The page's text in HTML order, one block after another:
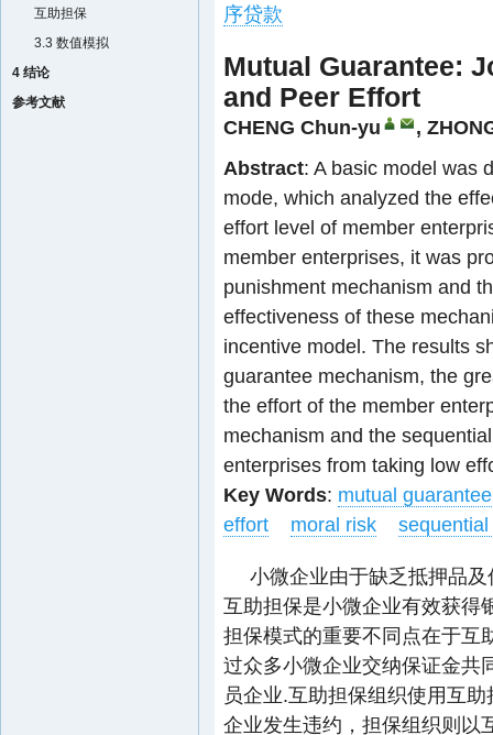
互助担保
3.3 数值模拟
4 结论
参考文献
序贷款
Mutual Guarantee:
and Peer Effort
CHENG Chun-yu ,
Abstract: A basic model was
mode, which analyzed the
effort level of member
member enterprises, it was
punishment mechanism and
effectiveness of these
incentive model. The results
guarantee mechanism, the
the effort of the member
mechanism and the
enterprises from taking low
Key Words: mutual guarantee
effort
moral risk
小微企业由于缺乏抵押品
互助担保是小微企业有效获得
担保模式的重要不同点在于互
过众多小微企业交纳保证金共
员企业.互助担保组织使用互
企业发生违约，担保组织则以